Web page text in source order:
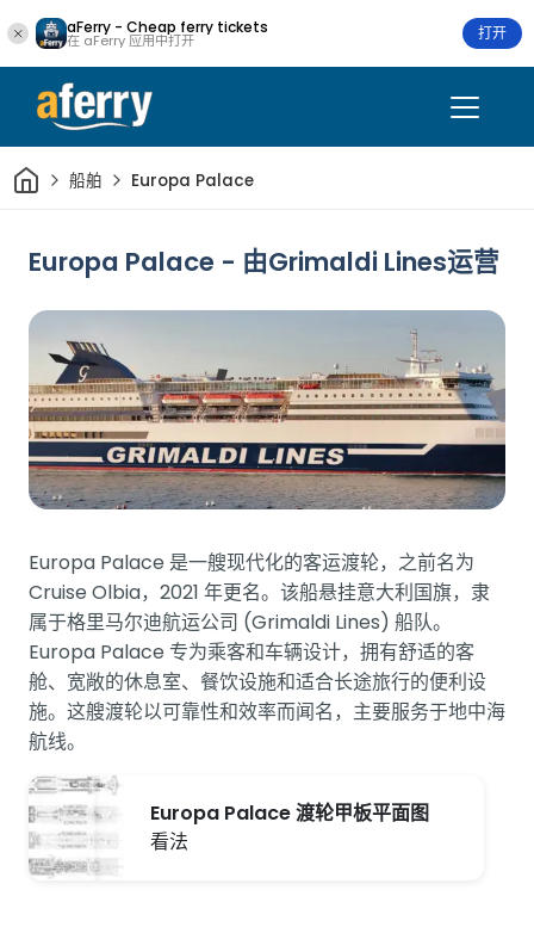
aFerry - Cheap ferry tickets
在 aFerry 应用中打开 打开
家 船舶 Europa Palace
Europa Palace - 由Grimaldi Lines运营
Europa Palace 是一艘现代化的客运渡轮，之前名为
Cruise Olbia，2021 年更名。该船悬挂意大利国旗，隶
属于格里马尔迪航运公司 (Grimaldi Lines) 船队。
Europa Palace 专为乘客和车辆设计，拥有舒适的客
舱、宽敞的休息室、餐饮设施和适合长途旅行的便利设
施。这艘渡轮以可靠性和效率而闻名，主要服务于地中海
航线。
Europa Palace 渡轮甲板平面图
看法